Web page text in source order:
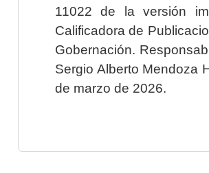
11022 de la versión
Calificadora de
Gobernación.
Sergio Alberto Mendoza
de marzo de 2026.